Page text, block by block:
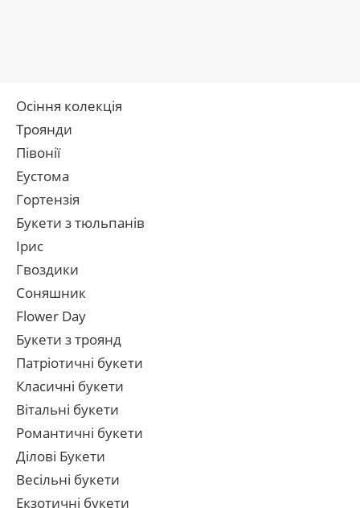
Осіння колекція
Троянди
Півонії
Еустома
Гортензія
Букети з тюльпанів
Ірис
Гвоздики
Соняшник
Flower Day
Букети з троянд
Патріотичні букети
Класичні букети
Вітальні букети
Романтичні букети
Ділові Букети
Весільні букети
Екзотичні букети